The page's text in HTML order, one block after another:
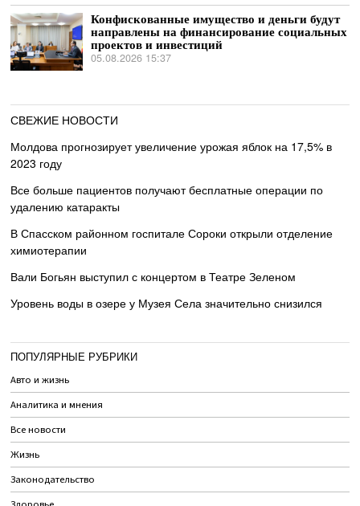
Конфискованные имущество и деньги будут
направлены на финансирование социальных
проектов и инвестиций
05.08.2026 15:37
СВЕЖИЕ НОВОСТИ
Молдова прогнозирует увеличение урожая яблок на 17,5% в
2023 году
Все больше пациентов получают бесплатные операции по
удалению катаракты
В Спасском районном госпитале Сороки открыли отделение
химиотерапии
Вали Богьян выступил с концертом в Театре Зеленом
Уровень воды в озере у Музея Села значительно снизился
ПОПУЛЯРНЫЕ РУБРИКИ
Авто и жизнь
Аналитика и мнения
Все новости
Жизнь
Законодательство